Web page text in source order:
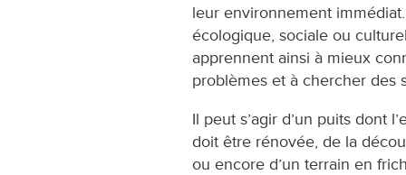
leur environnement
écologique, sociale ou
apprennent ainsi à mieux
problèmes et à chercher des
Il peut s’agir d’un puits dont
doit être rénovée, de la
ou encore d’un terrain en